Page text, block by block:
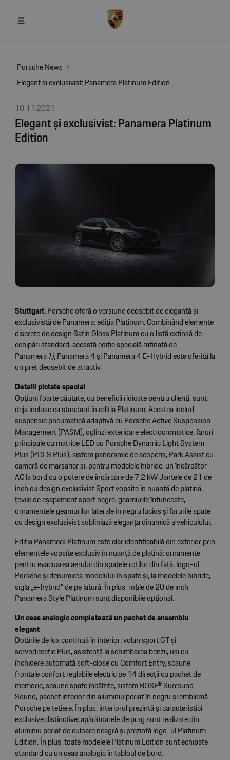
Porsche News
Elegant și exclusivist: Panamera Platinum Edition
10.11.2021
Elegant și exclusivist: Panamera Platinum
Edition
Stuttgart.Porsche oferă o versiune deosebit de elegantă și
exclusivistă de Panamera: ediția Platinum. Combinând elemente
discrete de design Satin Gloss Platinum cu o listă extinsă de
echipări standard, această ediție specială rafinată de
Panamera1), Panamera 4 și Panamera 4 E-Hybrid este oferită la
un preț deosebit de atractiv.
Detalii pictate special
Opțiuni foarte căutate, cu beneficii ridicate pentru clienți, sunt
deja incluse ca standard în ediția Platinum. Acestea includ
suspensie pneumatică adaptivă cu Porsche Active Suspension
Management (PASM), oglinzi exterioare electrocromatice, faruri
principale cu matrice LED cu Porsche Dynamic Light System
Plus (PDLS Plus), sistem panoramic de acoperiș, Park Assist cu
cameră de marșarier și, pentru modelele hibride, un încărcător
AC la bord cu o putere de încărcare de 7,2 kW. Jantele de 21 de
inch cu design exclusivist Sport vopsite în nuanță de platină,
țevile de eșapament sport negre, geamurile întunecate,
ornamentele geamurilor laterale în negru lucios și farurile spate
cu design exclusivist subliniază eleganța dinamică a vehiculului.
Ediția Panamera Platinum este clar identificabilă din exterior prin
elementele vopsite exclusiv în nuanță de platină: ornamente
pentru evacuarea aerului din spatele roților din față, logo-ul
Porsche și denumirea modelului în spate și, la modelele hibride,
sigla „e-hybrid” de pe latură. În plus, roțile de 20 de inch
Panamera Style Platinum sunt disponibile opțional.
Un ceas analogic completează un pachet de ansamblu
elegant
Dotările de lux continuă în interior: volan sport GT și
servodirecție Plus, asistență la schimbarea benzii, uși cu
închidere automată soft-close cu Comfort Entry, scaune
frontale confort reglabile electric pe 14 direcții cu pachet de
memorie, scaune spate încălzite, sistem BOSE® Surround
Sound, pachet interior din aluminiu periat în negru și emblemă
Porsche pe tetiere. În plus, interiorul prezintă și caracteristici
exclusive distinctive: apărătoarele de prag sunt realizate din
aluminiu periat de culoare neagră și prezintă logo-ul Platinum
Edition. În plus, toate modelele Platinum Edition sunt echipate
standard cu un ceas analogic în tabloul de bord.